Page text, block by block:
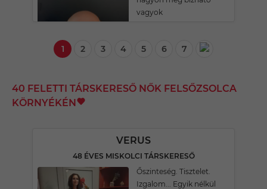
vagyok
1 2 3 4 5 6 7
40 FELETTI TÁRSKERESŐ NŐK FELSŐZSOLCA
KÖRNYÉKÉN
VERUS
48 ÉVES MISKOLCI TÁRSKERESŐ
Őszinteség. Tisztelet.
Izgalom... Egyik nélkül